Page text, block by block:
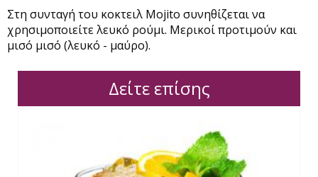
Στη συνταγή του κοκτειλ Mojito συνηθίζεται να
χρησιμοποιείτε λευκό ρούμι. Μερικοί προτιμούν και
μισό μισό (λευκό - μαύρο).
Δείτε επίσης